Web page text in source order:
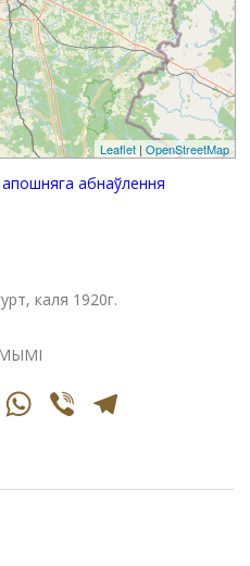
Leaflet | OpenStreetMap
абнаўлення
каля 1920г.
VK WhatsApp
Viber